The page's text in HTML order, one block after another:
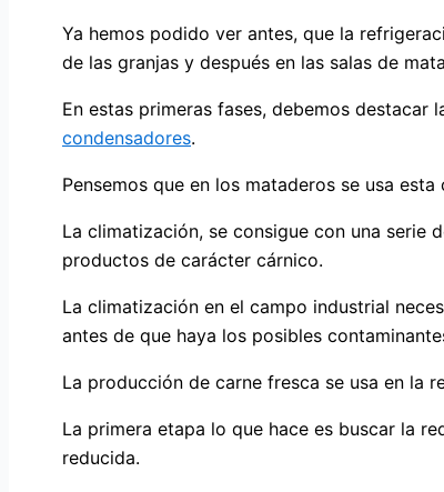
Ya hemos podido ver antes, que la
de las granjas y después en las salas de
En estas primeras fases, debemos
condensadores.
Pensemos que en los mataderos se usa
La climatización, se consigue con una serie
productos de carácter cárnico.
La climatización en el campo industrial
antes de que haya los posibles
La producción de carne fresca se usa en la
La primera etapa lo que hace es buscar la
reducida.